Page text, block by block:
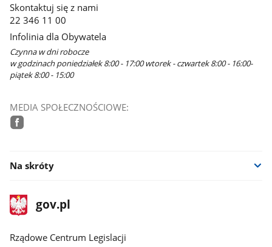
Skontaktuj się z nami
22 346 11 00
Infolinia dla Obywatela
Czynna w dni robocze
w godzinach poniedziałek 8:00 - 17:00 wtorek - czwartek 8:00 - 16:00-
piątek 8:00 - 15:00
MEDIA SPOŁECZNOŚCIOWE:
Na skróty
stopka
gov.plStrona
gov.pl
Rządowe Centrum Legislacji